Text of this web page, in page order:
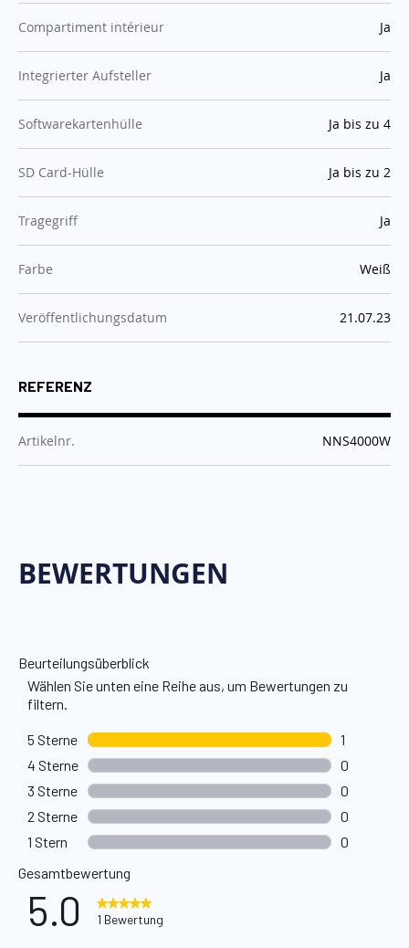
Compartiment intérieur :Ja
Integrierter Aufsteller :Ja
Softwarekartenhülle :Ja bis zu 4
SD Card-Hülle :Ja bis zu 2
Tragegriff :Ja
Farbe :Weiß
Veröffentlichungsdatum :21.07.23
REFERENZ
Artikelnr. :NNS4000W